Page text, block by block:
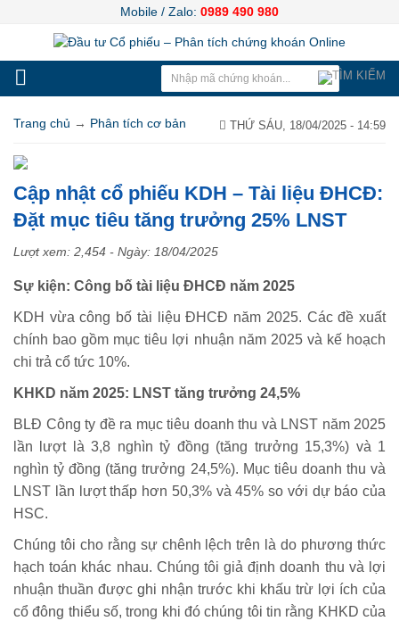
Mobile / Zalo: 0989 490 980
Trang chủ → Phân tích cơ bản THỨ SÁU, 18/04/2025 - 14:59
Cập nhật cổ phiếu KDH – Tài liệu ĐHCĐ:
Đặt mục tiêu tăng trưởng 25% LNST
Lượt xem: 2,454 - Ngày: 18/04/2025
Sự kiện: Công bố tài liệu ĐHCĐ năm 2025
KDH vừa công bố tài liệu ĐHCĐ năm 2025. Các đề xuất
chính bao gồm mục tiêu lợi nhuận năm 2025 và kế hoạch
chi trả cổ tức 10%.
KHKD năm 2025: LNST tăng trưởng 24,5%
BLĐ Công ty đề ra mục tiêu doanh thu và LNST năm 2025
lần lượt là 3,8 nghìn tỷ đồng (tăng trưởng 15,3%) và 1
nghìn tỷ đồng (tăng trưởng 24,5%). Mục tiêu doanh thu và
LNST lần lượt thấp hơn 50,3% và 45% so với dự báo của
HSC.
Chúng tôi cho rằng sự chênh lệch trên là do phương thức
hạch toán khác nhau. Chúng tôi giả định doanh thu và lợi
nhuận thuần được ghi nhận trước khi khấu trừ lợi ích của
cổ đông thiểu số, trong khi đó chúng tôi tin rằng KHKD của